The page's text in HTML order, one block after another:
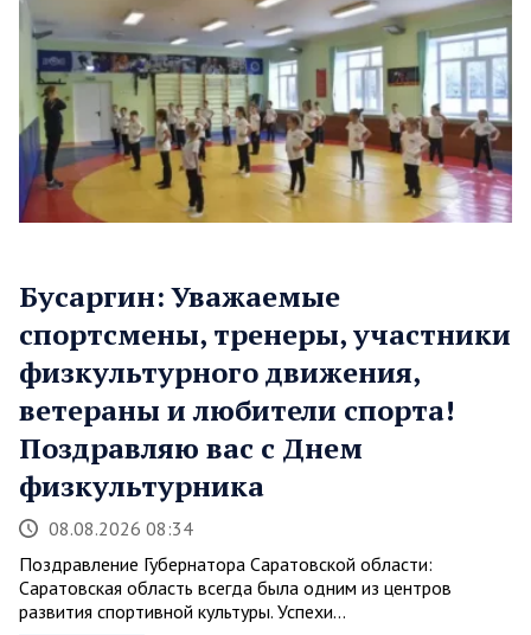
Бусаргин: Уважаемые
спортсмены, тренеры, участники
физкультурного движения,
ветераны и любители спорта!
Поздравляю вас с Днем
физкультурника
08.08.2026 08:34
Поздравление Губернатора Саратовской области:
Саратовская область всегда была одним из центров
развития спортивной культуры. Успехи…